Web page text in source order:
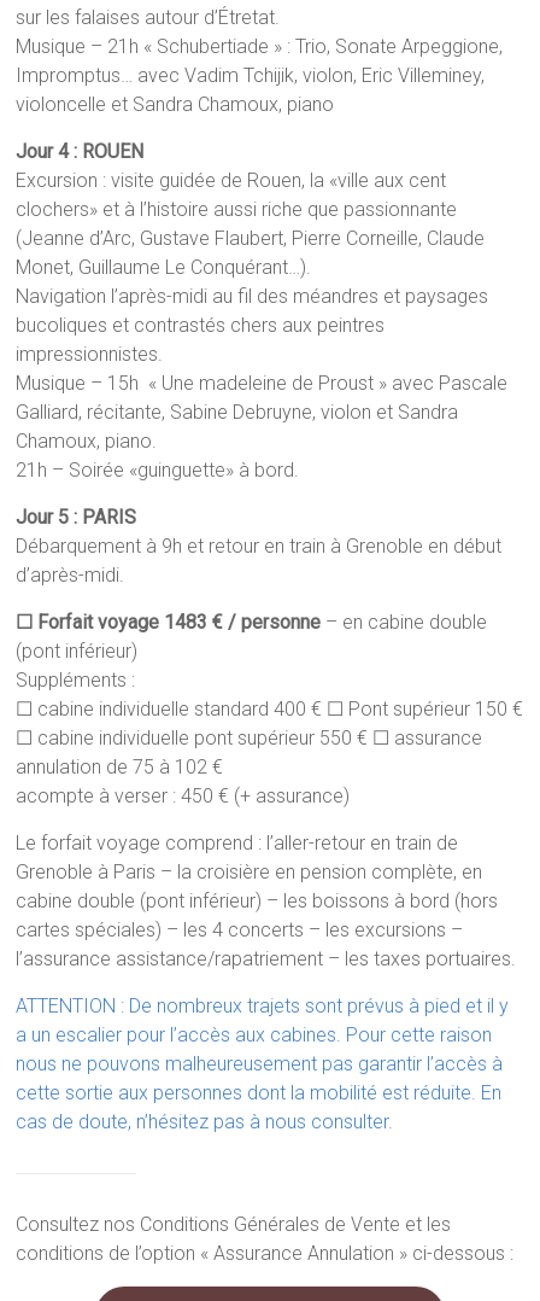
sur les falaises autour d’Étretat.
Musique – 21h « Schubertiade » : Trio, Sonate Arpeggione,
Impromptus… avec Vadim Tchijik, violon, Eric Villeminey,
violoncelle et Sandra Chamoux, piano
Jour 4 : ROUEN
Excursion : visite guidée de Rouen, la «ville aux cent
clochers» et à l’histoire aussi riche que passionnante
(Jeanne d’Arc, Gustave Flaubert, Pierre Corneille, Claude
Monet, Guillaume Le Conquérant…).
Navigation l’après-midi au fil des méandres et paysages
bucoliques et contrastés chers aux peintres
impressionnistes.
Musique – 15h « Une madeleine de Proust » avec Pascale
Galliard, récitante, Sabine Debruyne, violon et Sandra
Chamoux, piano.
21h – Soirée «guinguette» à bord.
Jour 5 : PARIS
Débarquement à 9h et retour en train à Grenoble en début
d’après-midi.
☐ Forfait voyage 1483 € / personne – en cabine double
(pont inférieur)
Suppléments :
☐ cabine individuelle standard 400 € ☐ Pont supérieur 150 €
☐ cabine individuelle pont supérieur 550 € ☐ assurance
annulation de 75 à 102 €
acompte à verser : 450 € (+ assurance)
Le forfait voyage comprend : l’aller-retour en train de
Grenoble à Paris – la croisière en pension complète, en
cabine double (pont inférieur) – les boissons à bord (hors
cartes spéciales) – les 4 concerts – les excursions –
l’assurance assistance/rapatriement – les taxes portuaires.
ATTENTION : De nombreux trajets sont prévus à pied et il y
a un escalier pour l’accès aux cabines. Pour cette raison
nous ne pouvons malheureusement pas garantir l’accès à
cette sortie aux personnes dont la mobilité est réduite. En
cas de doute, n’hésitez pas à nous consulter.
Consultez nos Conditions Générales de Vente et les
conditions de l’option « Assurance Annulation » ci-dessous :